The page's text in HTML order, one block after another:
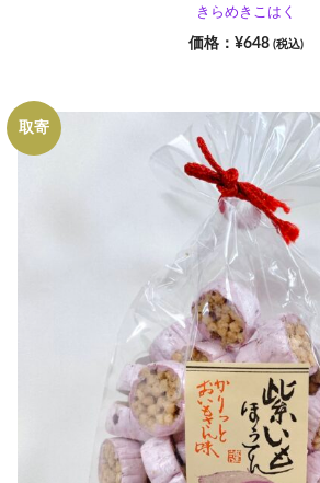
きらめきこはく
¥648 (税込)
取寄